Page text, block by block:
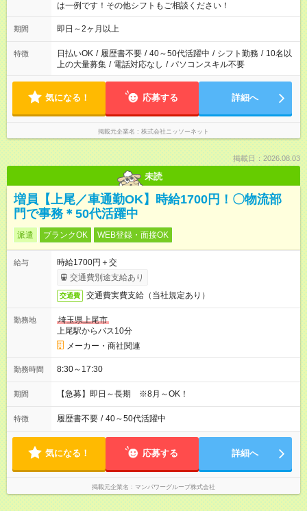
は一例です！その他シフトもご相談ください！
期間 即日～2ヶ月以上
特徴 日払いOK / 履歴書不要 / 40～50代活躍中 / シフト勤務 / 10名以
上の大量募集 / 電話対応なし / パソコンスキル不要
気になる！ 応募する 詳細へ
掲載元企業名 株式会社ニッソーネット
掲載日：2026.08.03
未読
増員【上尾／車通勤OK】時給1700円！〇物流部
門で事務＊50代活躍中
派遣 ブランクOK WEB登録・面接OK
給与
時給1700円＋交
交通費別途支給あり
交通費 交通費実費支給（当社規定あり）
勤務地
埼玉県上尾市
上尾駅からバス10分
メーカー・商社関連
勤務時間 8:30～17:30
期間 【急募】即日～長期 ※8月～OK！
特徴 履歴書不要 / 40～50代活躍中
気になる！ 応募する 詳細へ
掲載元企業名 マンパワーグループ株式会社